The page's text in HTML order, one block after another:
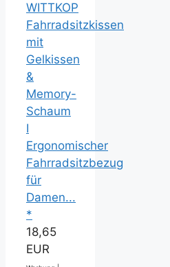
WITTKOP
Fahrradsitzkissen
mit
Gelkissen
&
Memory-
Schaum
I
Ergonomischer
Fahrradsitzbezug
für
Damen...
*
18,65
EUR